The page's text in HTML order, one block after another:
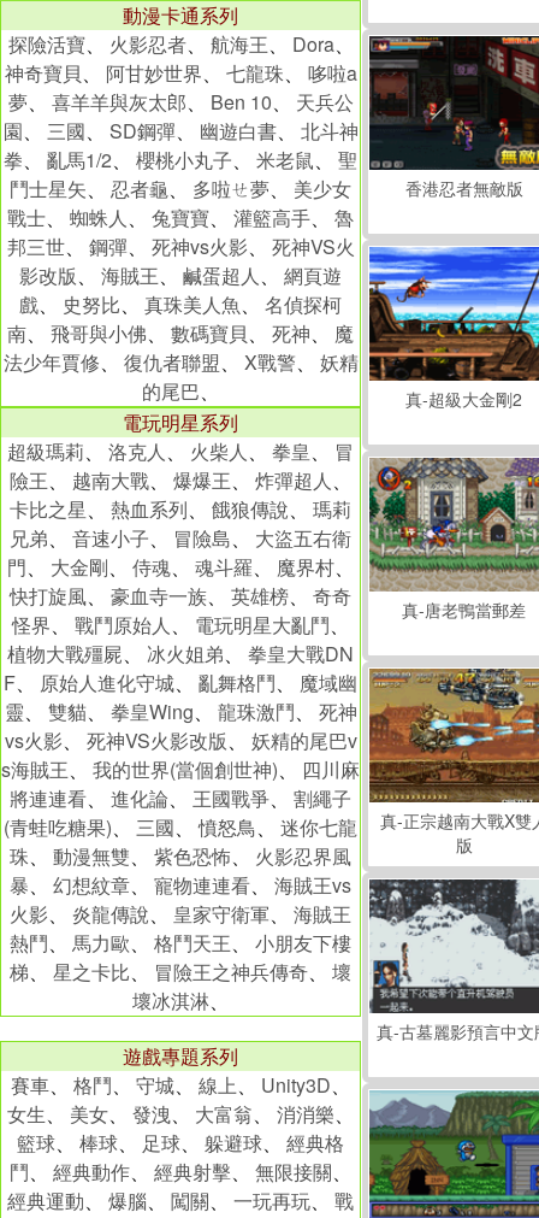
動漫卡通系列
探險活寶、 火影忍者、 航海王、 Dora、
神奇寶貝、 阿甘妙世界、 七龍珠、 哆啦a
夢、 喜羊羊與灰太郎、 Ben 10、 天兵公
園、 三國、 SD鋼彈、 幽遊白書、 北斗神
拳、 亂馬1/2、 櫻桃小丸子、 米老鼠、 聖
鬥士星矢、 忍者龜、 多啦ㄝ夢、 美少女
戰士、 蜘蛛人 、 兔寶寶、 灌籃高手、 魯
邦三世、 鋼彈、 死神vs火影、 死神VS火
影改版、 海賊王、 鹹蛋超人 、 網頁遊
戲、 史努比、 真珠美人魚、 名偵探柯
南、 飛哥與小佛、 數碼寶貝、 死神、 魔
法少年賈修、 復仇者聯盟、 X戰警、 妖精
的尾巴、
電玩明星系列
超級瑪莉、 洛克人 、 火柴人 、 拳皇、 冒
險王、 越南大戰、 爆爆王、 炸彈超人 、
卡比之星、 熱血系列、 餓狼傳說、 瑪莉
兄弟、 音速小子、 冒險島、 大盜五右衛
門、 大金剛、 侍魂、 魂斗羅、 魔界村、
快打旋風、 豪血寺一族、 英雄榜、 奇奇
怪界、 戰鬥原始人 、 電玩明星大亂鬥、
植物大戰殭屍、 冰火姐弟、 拳皇大戰DN
F、 原始人進化守城、 亂舞格鬥、 魔域幽
靈、 雙貓、 拳皇Wing、 龍珠激鬥、 死神
vs火影、 死神VS火影改版、 妖精的尾巴v
s海賊王、 我的世界(當個創世神)、 四川麻
將連連看、 進化論、 王國戰爭、 割繩子
(青蛙吃糖果)、 三國、憤怒鳥、 迷你七龍
珠、 動漫無雙、 紫色恐怖、 火影忍界風
暴、 幻想紋章、 寵物連連看、 海賊王vs
火影、 炎龍傳說、 皇家守衛軍、 海賊王
熱鬥、 馬力歐、 格鬥天王、 小朋友下樓
梯、 星之卡比、 冒險王之神兵傳奇、 壞
壞冰淇淋、
遊戲專題系列
賽車、 格鬥、 守城、 線上、 Unity3D、
女生、 美女、 發洩、 大富翁、 消消樂、
籃球、 棒球、 足球、 躲避球、 經典格
鬥、 經典動作、 經典射擊、 無限接關、
經典運動、 爆腦、 闖關、 一玩再玩、 戰
香港忍者無敵版
真-超級大金剛2
真-唐老鴨當郵差
真-正宗越南大戰X雙
版
真-古墓麗影預言中文